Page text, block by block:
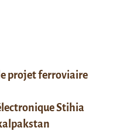
projet ferroviaire
Stihia